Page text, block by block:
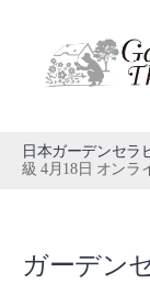
content
日本ガーデンセラ
級 4月18日 オンラ
ガーデン